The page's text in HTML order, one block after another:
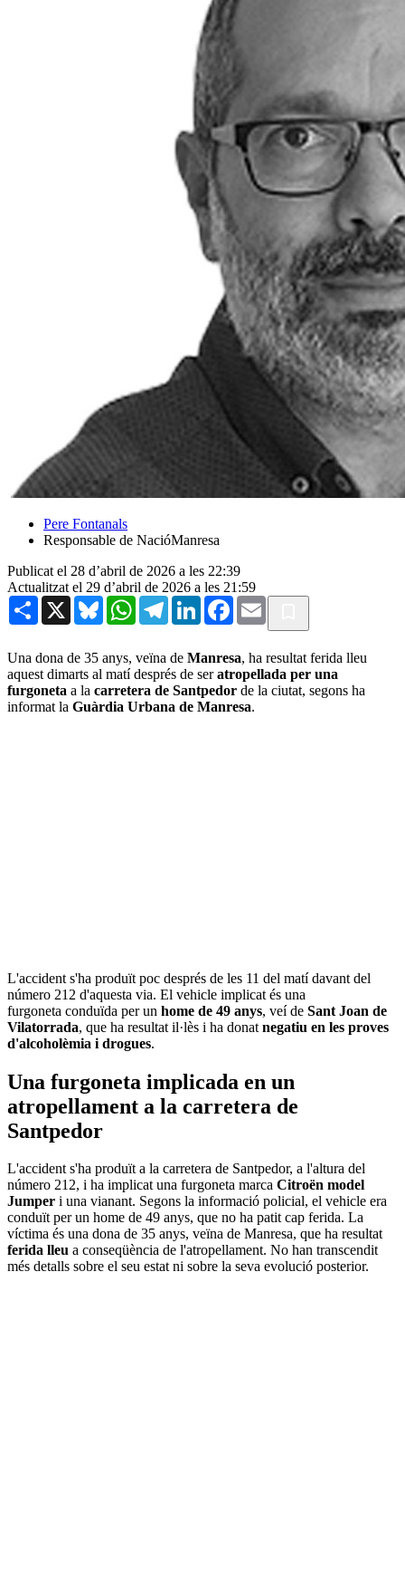
Pere Fontanals
Responsable de NacióManresa
Publicat el 28 d’abril de 2026 a les 22:39
Actualitzat el 29 d’abril de 2026 a les 21:59
Share X BlueskyWhatsAppTelegramLinkedInFacebook
Email
Una dona de 35 anys, veïna de Manresa, ha resultat ferida lleu
aquest dimarts al matí després de seratropellada per una
furgoneta a la carretera de Santpedor de la ciutat, segons ha
informat la Guàrdia Urbana de Manresa.
L'accident s'ha produït poc després de les 11 del matí davant del
número 212 d'aquesta via. El vehicle implicat és una
furgoneta conduïda per un home de 49 anys, veí de Sant Joan de
Vilatorrada, que ha resultat il·lès i ha donat negatiu en les proves
d'alcoholèmia i drogues.
Una furgoneta implicada en un
atropellament a la carretera de
Santpedor
L'accident s'ha produït a la carretera de Santpedor, a l'altura del
número 212, i ha implicat una furgoneta marca Citroën model
Jumper i una vianant. Segons la informació policial, el vehicle era
conduït per un home de 49 anys, que no ha patit cap ferida. La
víctima és una dona de 35 anys, veïna de Manresa, que ha resultat
ferida lleu a conseqüència de l'atropellament. No han transcendit
més detalls sobre el seu estat ni sobre la seva evolució posterior.